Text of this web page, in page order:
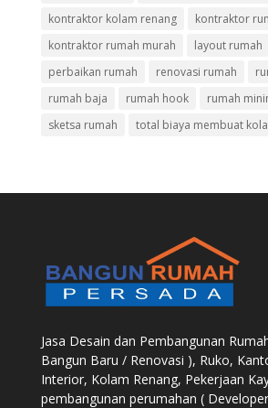
kontraktor kolam renang
kontraktor
kontraktor rumah murah
layout rumah
perbaikan rumah
renovasi rumah
rumah baja
rumah hook
rumah
sketsa rumah
total biaya membuat
Jasa Desain dan Pembangunan
Bangun Baru / Renovasi ), Ruko,
Interior, Kolam Renang, Pekerjaan
pembangunan perumahan (